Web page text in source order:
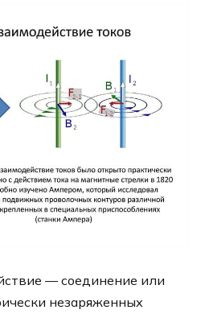
— соединение или
незаряженных